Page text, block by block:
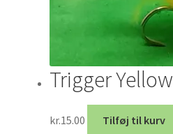
Trigger Yellow
kr.15.00 Tilføj til kurv